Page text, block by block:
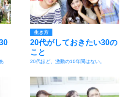
生き方
20代がしておきたい30の
こと
20代ほど、激動の10年間はない。